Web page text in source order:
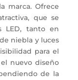
marca. Ofrece
que se
LED, tanto en
niebla y luces
para el
nuevo diseño
de la